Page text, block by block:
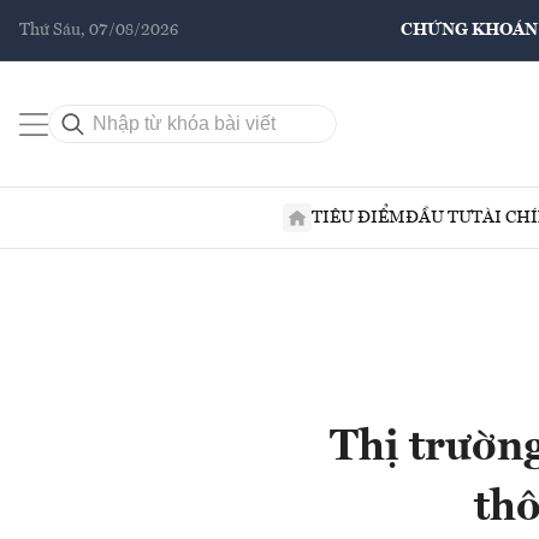
Thứ Sáu, 07/08/2026 CHỨNG KHOÁN
TIÊU ĐIỂMĐẦU TƯTÀI
Thị